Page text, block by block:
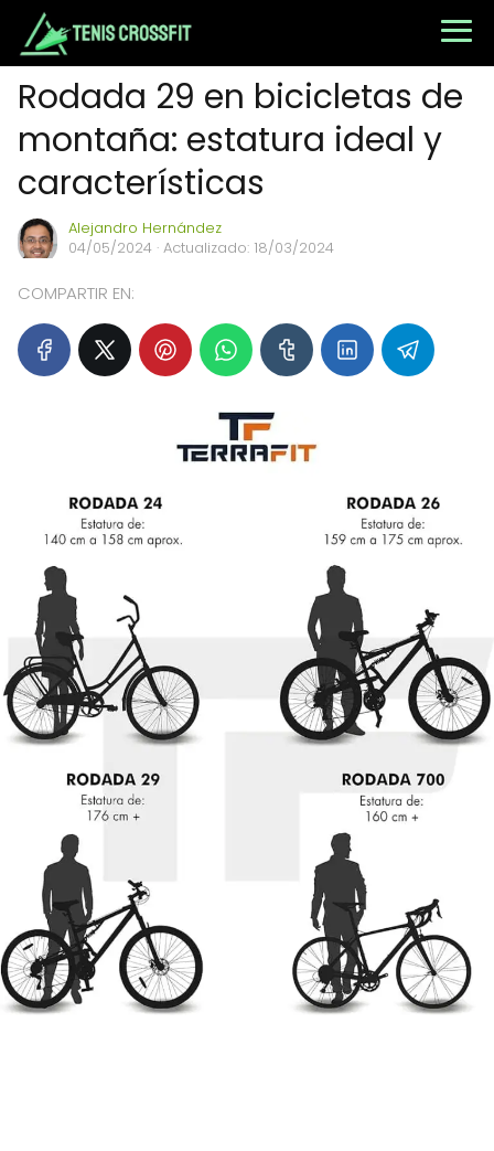
Rodada 29 en bicicletas de
montaña: estatura ideal y
características
Alejandro Hernández
04/05/2024 · Actualizado: 18/03/2024
COMPARTIR EN: